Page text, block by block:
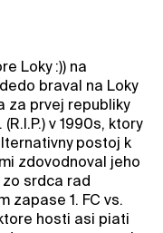
Loky :)) na
braval na Loky
za prvej republiky
v 1990s, ktory
postoj k
zdovodnoval jeho
zo srdca rad
zapase 1. FC vs.
hosti asi piati